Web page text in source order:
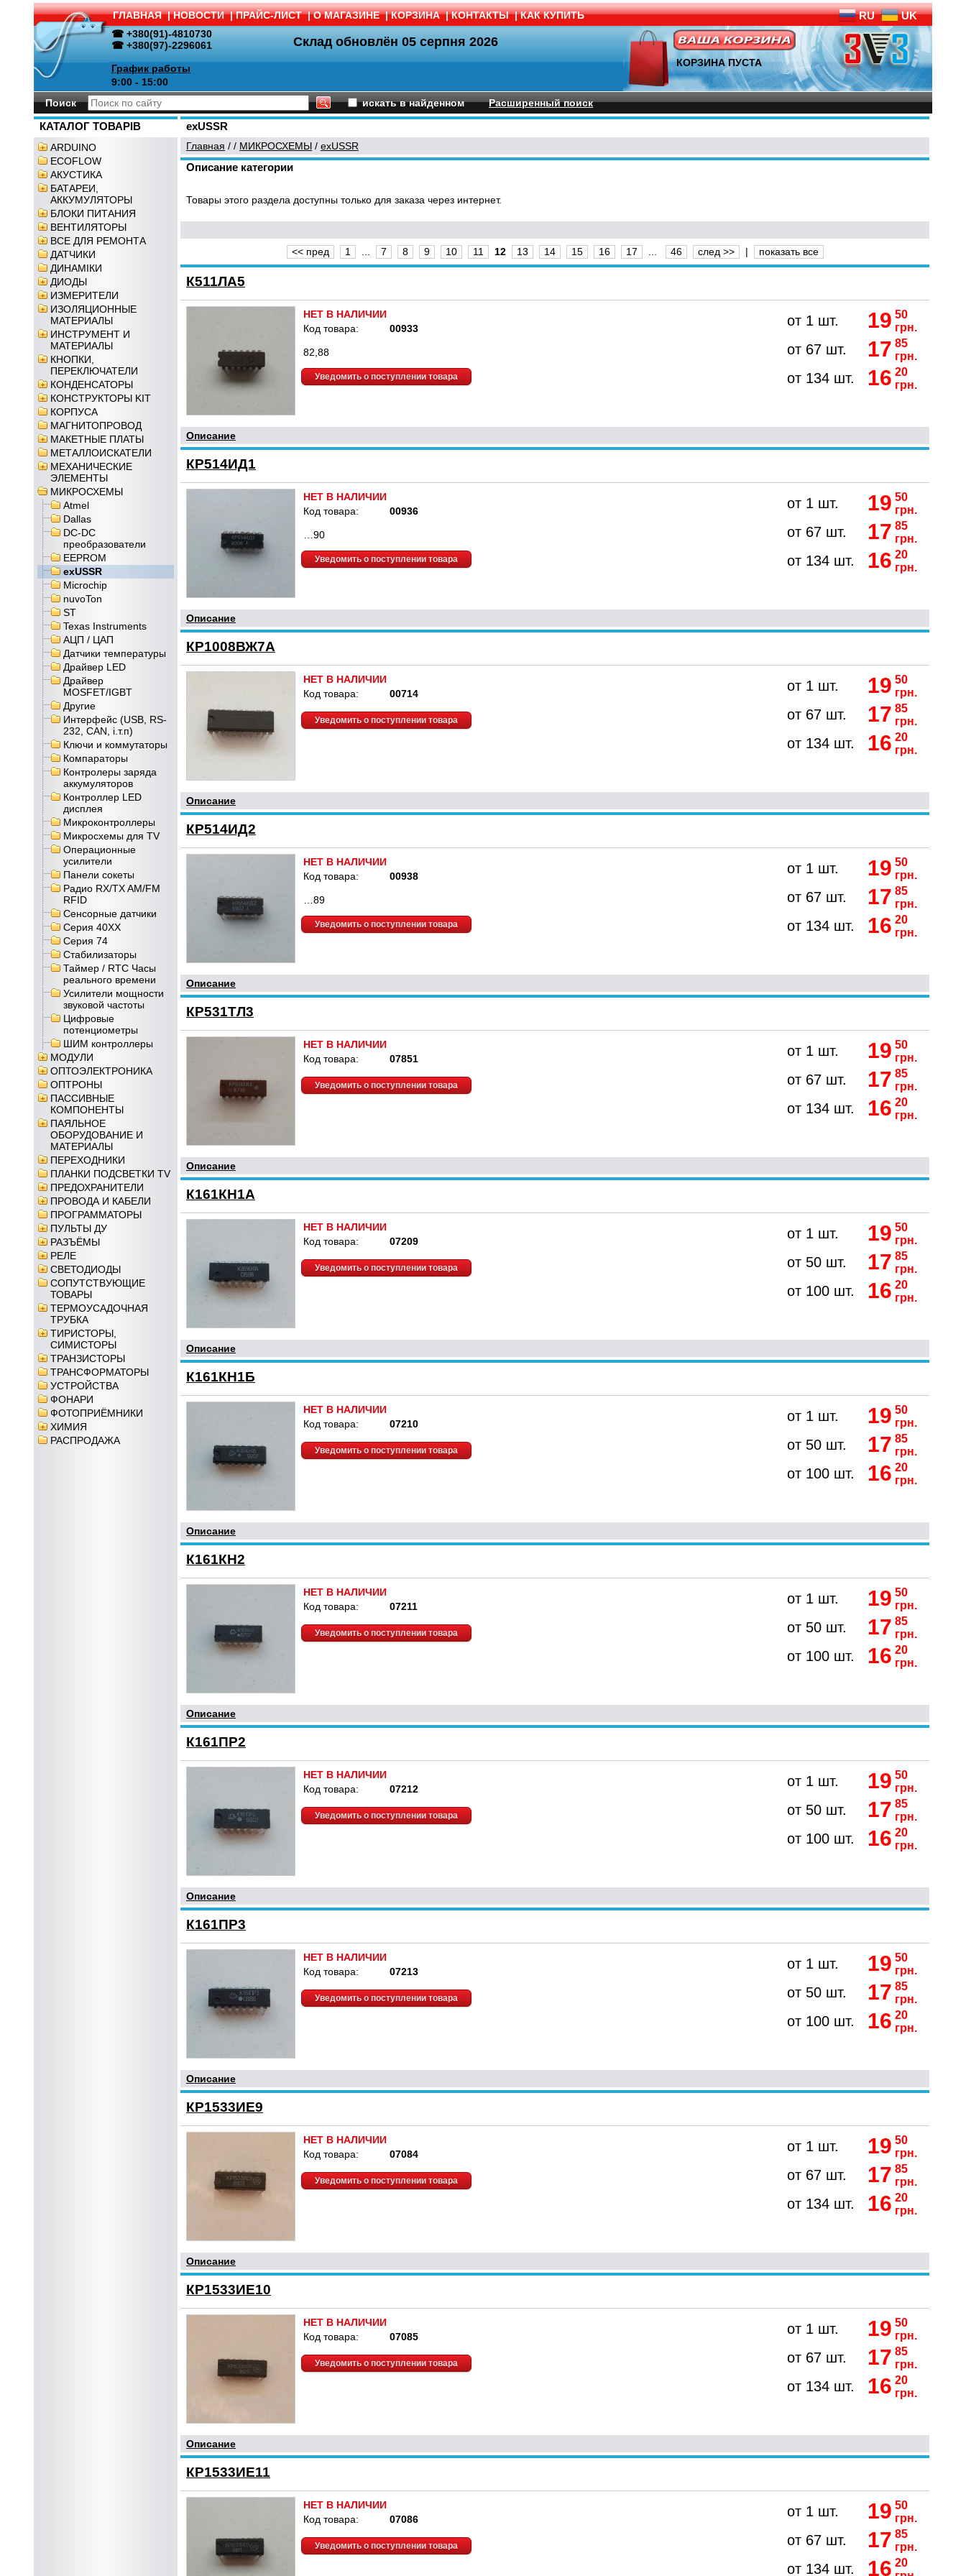
ГЛАВНАЯ | НОВОСТИ | ПРАЙС-ЛИСТ | О МАГАЗИНЕ | КОРЗИНА | КОНТАКТЫ | КАК КУПИТЬ RU UK
☎ +380(91)-4810730
☎ +380(97)-2296061
График работы
9:00 - 15:00
Склад обновлён 05 серпня 2026
КОРЗИНА ПУСТА
Поиск искать в найденном Расширенный поиск
КАТАЛОГ ТОВАРІВ
ARDUINO
ECOFLOW
АКУСТИКА
БАТАРЕИ,
АККУМУЛЯТОРЫ
БЛОКИ ПИТАНИЯ
ВЕНТИЛЯТОРЫ
ВСЕ ДЛЯ РЕМОНТА
ДАТЧИКИ
ДИНАМІКИ
ДИОДЫ
ИЗМЕРИТЕЛИ
ИЗОЛЯЦИОННЫЕ
МАТЕРИАЛЫ
ИНСТРУМЕНТ И
МАТЕРИАЛЫ
КНОПКИ,
ПЕРЕКЛЮЧАТЕЛИ
КОНДЕНСАТОРЫ
КОНСТРУКТОРЫ KIT
КОРПУСА
МАГНИТОПРОВОД
МАКЕТНЫЕ ПЛАТЫ
МЕТАЛЛОИСКАТЕЛИ
МЕХАНИЧЕСКИЕ
ЭЛЕМЕНТЫ
МИКРОСХЕМЫ
Atmel
Dallas
DC-DC
преобразователи
EEPROM
exUSSR
Microchip
nuvoTon
ST
Texas Instruments
АЦП / ЦАП
Датчики температуры
Драйвер LED
Драйвер
MOSFET/IGBT
Другие
Интерфейс (USB, RS-
232, CAN, і.т.п)
Ключи и коммутаторы
Компараторы
Контролеры заряда
аккумуляторов
Контроллер LED
дисплея
Микроконтроллеры
Микросхемы для TV
Операционные
усилители
Панели сокеты
Радио RX/TX AM/FM
RFID
Сенсорные датчики
Серия 40XX
Серия 74
Стабилизаторы
Таймер / RTC Часы
реального времени
Усилители мощности
звуковой частоты
Цифровые
потенциометры
ШИМ контроллеры
МОДУЛИ
ОПТОЭЛЕКТРОНИКА
ОПТРОНЫ
ПАССИВНЫЕ
КОМПОНЕНТЫ
ПАЯЛЬНОЕ
ОБОРУДОВАНИЕ И
МАТЕРИАЛЫ
ПЕРЕХОДНИКИ
ПЛАНКИ ПОДСВЕТКИ TV
ПРЕДОХРАНИТЕЛИ
ПРОВОДА И КАБЕЛИ
ПРОГРАММАТОРЫ
ПУЛЬТЫ ДУ
РАЗЪЁМЫ
РЕЛЕ
СВЕТОДИОДЫ
СОПУТСТВУЮЩИЕ
ТОВАРЫ
ТЕРМОУСАДОЧНАЯ
ТРУБКА
ТИРИСТОРЫ,
СИМИСТОРЫ
ТРАНЗИСТОРЫ
ТРАНСФОРМАТОРЫ
УСТРОЙСТВА
ФОНАРИ
ФОТОПРИЁМНИКИ
ХИМИЯ
РАСПРОДАЖА
exUSSR
Главная / / МИКРОСХЕМЫ / exUSSR
Описание категории
Товары этого раздела доступны только для заказа через интернет.
<< пред 1 7 8 9 10 11 12 13 14 15 16 17 46 след >> | показать все
К511ЛА5
НЕТ В НАЛИЧИИ
Код товара:
00933
82,88
Уведомить о поступлении товара
от 1 шт. 19 50
грн.
от 67 шт. 17 85
грн.
от 134 шт. 16 20
грн.
Описание
КР514ИД1
НЕТ В НАЛИЧИИ
Код товара:
00936
…90
Уведомить о поступлении товара
от 1 шт. 19 50
грн.
от 67 шт. 17 85
грн.
от 134 шт. 16 20
грн.
Описание
КР1008ВЖ7А
НЕТ В НАЛИЧИИ
Код товара:
00714
Уведомить о поступлении товара
от 1 шт. 19 50
грн.
от 67 шт. 17 85
грн.
от 134 шт. 16 20
грн.
Описание
КР514ИД2
НЕТ В НАЛИЧИИ
Код товара:
00938
…89
Уведомить о поступлении товара
от 1 шт. 19 50
грн.
от 67 шт. 17 85
грн.
от 134 шт. 16 20
грн.
Описание
КР531ТЛ3
НЕТ В НАЛИЧИИ
Код товара:
07851
Уведомить о поступлении товара
от 1 шт. 19 50
грн.
от 67 шт. 17 85
грн.
от 134 шт. 16 20
грн.
Описание
К161КН1А
НЕТ В НАЛИЧИИ
Код товара:
07209
Уведомить о поступлении товара
от 1 шт. 19 50
грн.
от 50 шт. 17 85
грн.
от 100 шт. 16 20
грн.
Описание
К161КН1Б
НЕТ В НАЛИЧИИ
Код товара:
07210
Уведомить о поступлении товара
от 1 шт. 19 50
грн.
от 50 шт. 17 85
грн.
от 100 шт. 16 20
грн.
Описание
К161КН2
НЕТ В НАЛИЧИИ
Код товара:
07211
Уведомить о поступлении товара
от 1 шт. 19 50
грн.
от 50 шт. 17 85
грн.
от 100 шт. 16 20
грн.
Описание
К161ПР2
НЕТ В НАЛИЧИИ
Код товара:
07212
Уведомить о поступлении товара
от 1 шт. 19 50
грн.
от 50 шт. 17 85
грн.
от 100 шт. 16 20
грн.
Описание
К161ПР3
НЕТ В НАЛИЧИИ
Код товара:
07213
Уведомить о поступлении товара
от 1 шт. 19 50
грн.
от 50 шт. 17 85
грн.
от 100 шт. 16 20
грн.
Описание
КР1533ИЕ9
НЕТ В НАЛИЧИИ
Код товара:
07084
Уведомить о поступлении товара
от 1 шт. 19 50
грн.
от 67 шт. 17 85
грн.
от 134 шт. 16 20
грн.
Описание
КР1533ИЕ10
НЕТ В НАЛИЧИИ
Код товара:
07085
Уведомить о поступлении товара
от 1 шт. 19 50
грн.
от 67 шт. 17 85
грн.
от 134 шт. 16 20
грн.
Описание
КР1533ИЕ11
НЕТ В НАЛИЧИИ
Код товара:
07086
Уведомить о поступлении товара
от 1 шт. 19 50
грн.
от 67 шт. 17 85
грн.
от 134 шт. 16 20